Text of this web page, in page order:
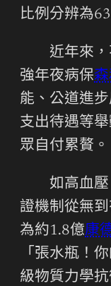
比例分辨為
近年來
強年夜病保
能、公道進
支出待遇等
眾自付累贅。
如高血
證機制從無
為約1.8億康
「張水瓶！
級物質力學